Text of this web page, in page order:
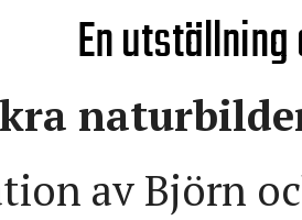
En
av Björn